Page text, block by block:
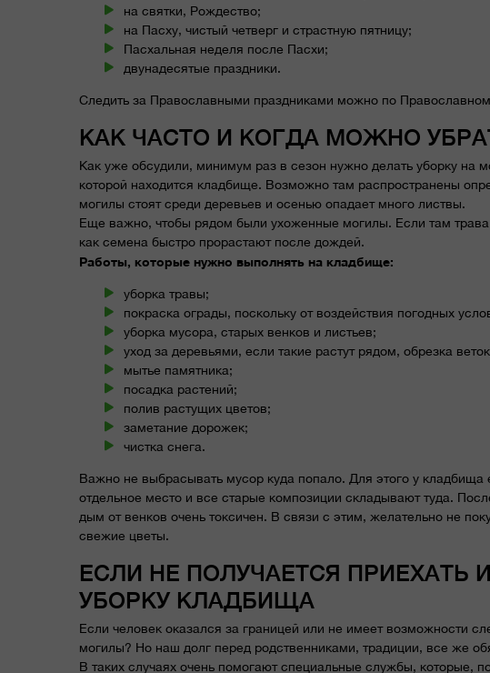
на святки, Рождество;
на Пасху, чистый четверг и страстную пятницу;
Пасхальная неделя после Пасхи;
двунадесятые праздники.
Следить за Православными праздниками можно по
КАК ЧАСТО И КОГДА МОЖНО
Как уже обсудили, минимум раз в сезон нужно делать уборку на
которой находится кладбище. Возможно там распространены
могилы стоят среди деревьев и осенью опадает много листвы.
Еще важно, чтобы рядом были ухоженные могилы. Если там
как семена быстро прорастают после дождей.
Работы, которые нужно выполнять на кладбище:
уборка травы;
покраска ограды, поскольку от воздействия погодных
уборка мусора, старых венков и листьев;
уход за деревьями, если такие растут рядом, обрезка
мытье памятника;
посадка растений;
полив растущих цветов;
заметание дорожек;
чистка снега.
Важно не выбрасывать мусор куда попало. Для этого у
отдельное место и все старые композиции складывают туда.
дым от венков очень токсичен. В связи с этим, желательно не
свежие цветы.
ЕСЛИ НЕ ПОЛУЧАЕТСЯ ПРИЕХАТЬ
УБОРКУ КЛАДБИЩА
Если человек оказался за границей или не имеет возможности
могилы? Но наш долг перед родственниками, традиции, все же
В таких случаях очень помогают специальные службы, которые,